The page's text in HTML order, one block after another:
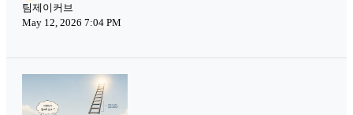
팀제이커브
May 12, 2026 7:04 PM